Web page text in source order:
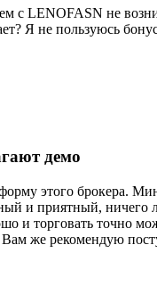
с LENOFASN не
Я не пользуюсь
демо
этого брокера.
и приятный, ничего
и торговать точно
Вам же рекомендую